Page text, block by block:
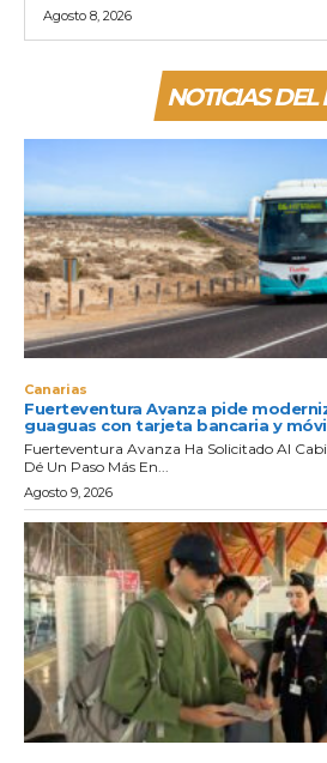
Agosto 8, 2026
NOTICIAS DEL
Canarias
Fuerteventura Avanza pide
guaguas con tarjeta bancaria y
Fuerteventura Avanza Ha Solicitado Al
Dé Un Paso Más En...
Agosto 9, 2026